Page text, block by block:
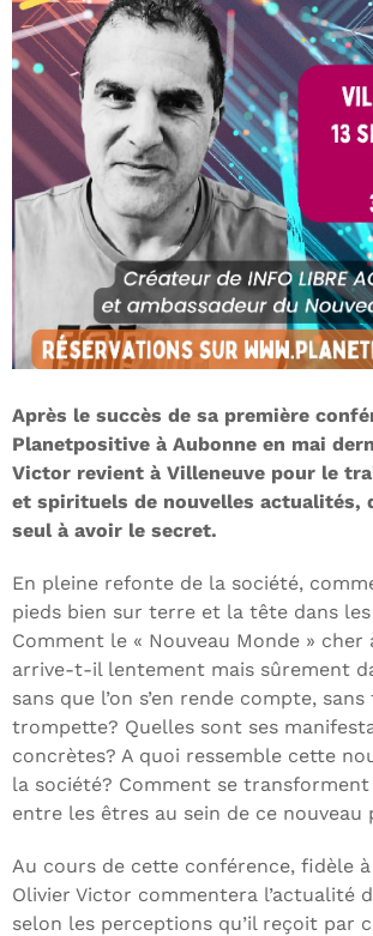
Après le succès de sa première
Planetpositive à Aubonne en mai
Victor revient à Villeneuve pour le
et spirituels de nouvelles actualités,
seul à avoir le secret.
En pleine refonte de la société,
pieds bien sur terre et la tête dans
Comment le « Nouveau Monde » cher
arrive-t-il lentement mais sûrement
sans que l’on s’en rende compte,
trompette? Quelles sont ses
concrètes? A quoi ressemble cette
la société? Comment se
entre les êtres au sein de ce nouveau
Au cours de cette conférence, fidèle
Olivier Victor commentera l’actualité
selon les perceptions qu’il reçoit par